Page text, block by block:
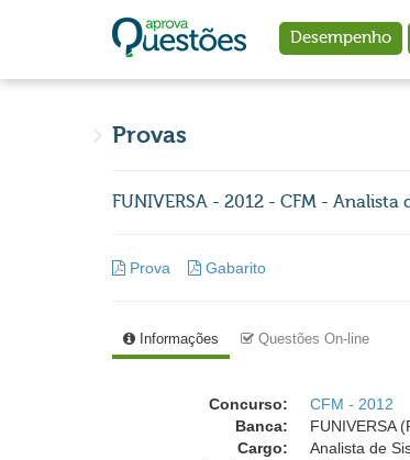
Desempenho
Provas
FUNIVERSA - 2012 - CFM - Analista
Prova Gabarito
Informações Questões On-line
Concurso:
CFM - 2012
Banca:
FUNIVERSA
Cargo:
Analista de